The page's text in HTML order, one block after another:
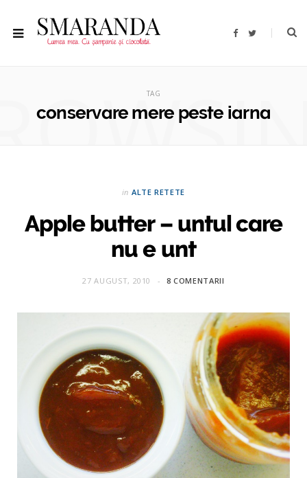
F
T
TAG
conservare mere peste iarna
in ALTE RETETE
Apple butter – untul care
nu e unt
27 AUGUST, 2010 8 COMENTARII